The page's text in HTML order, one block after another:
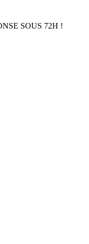
SOUS 72H !